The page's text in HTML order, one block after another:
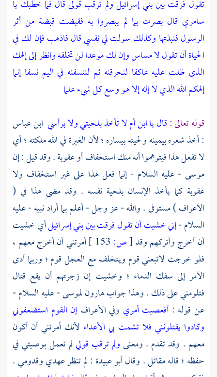
تقول فرقت بين بني إسرائيل ولم ترقب قولي قال فما خطبك يا
سامري قال بصرت بما لم يبصروا به فقبضت قبضة من أثر
الرسول فنبذتها وكذلك سولت لي نفسي قال فاذهب فإن لك في
الحياة أن تقول لا مساس وإن لك موعدا لن تخلفه وانظر إلى إلهك
الذي ظلت عليه عاكفا لنحرقنه ثم لننسفنه في اليم نسفا إنما
إلهكم الله الذي لا إله إلا هو وسع كل شيء علما
قوله تعالى :قال يا ابن أم لا تأخذ بلحيتي ولا برأسي ابن عباس
: أخذ شعره بيمينه ولحيته بيساره ؛ لأن الغيرة في الله ملكته ؛ أي
لا تفعل هذا فيتوهموا أنه منك استخفاف أو عقوبة . وقد قيل : إن
موسى - عليه السلام - إنما فعل هذا على غير استخفاف ولا
عقوبة كما يأخذ الإنسان بلحية نفسه . وقد مضى هذا في (
الأعراف ) مستوفى . والله - عز وجل - أعلم بما أراد نبيه - عليه
السلام -إني خشيت أن تقول فرقت بين بني إسرائيلأي خشيت
أن أخرج وأتركهم وقد[ص:
أمرتني أن أخرج معهم ،
فلو خرجت لاتبعني قوم ويتخلف مع العجل قوم ؛ وربما أدى
الأمر إلى سفك الدماء ؛ وخشيت إن زجرتهم أن يقع قتال
فتلومني على ذلك . وهذا جوابهارونلموسى- عليه السلام -
عن قوله : أفعصيت أمري وفي الأعرافإن القوم استضعفوني
وكادوا يقتلونني فلا تشمت بي الأعداء لأنك أمرتني أن أكون
معهم . وقد تقدم . ومعنىولم ترقب قوليلم تعمل بوصيتي في
حفظه ؛ قالهمقاتل. وقالأبو عبيدة : لم تنظر عهدي وقدومي .